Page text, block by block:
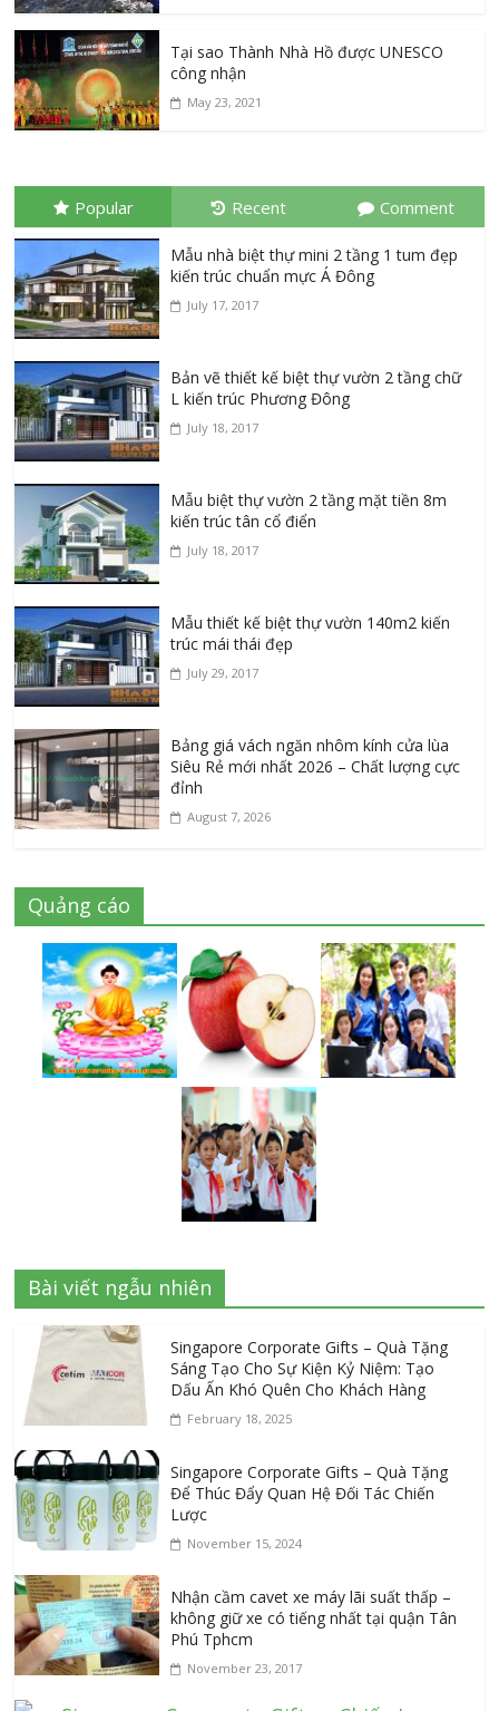
Tại sao Thành Nhà Hồ được UNESCO
công nhận
May 23, 2021
Popular Recent Comment
Mẫu nhà biệt thự mini 2 tầng 1 tum đẹp
kiến trúc chuẩn mực Á Đông
July 17, 2017
Bản vẽ thiết kế biệt thự vườn 2 tầng chữ
L kiến trúc Phương Đông
July 18, 2017
Mẫu biệt thự vườn 2 tầng mặt tiền 8m
kiến trúc tân cổ điển
July 18, 2017
Mẫu thiết kế biệt thự vườn 140m2 kiến
trúc mái thái đẹp
July 29, 2017
Bảng giá vách ngăn nhôm kính cửa lùa
Siêu Rẻ mới nhất 2026 – Chất lượng cực
đỉnh
August 7, 2026
Quảng cáo
Bài viết ngẫu nhiên
Singapore Corporate Gifts – Quà Tặng
Sáng Tạo Cho Sự Kiện Kỷ Niệm: Tạo
Dấu Ấn Khó Quên Cho Khách Hàng
February 18, 2025
Singapore Corporate Gifts – Quà Tặng
Để Thúc Đẩy Quan Hệ Đối Tác Chiến
Lược
November 15, 2024
Nhận cầm cavet xe máy lãi suất thấp –
không giữ xe có tiếng nhất tại quận Tân
Phú Tphcm
November 23, 2017